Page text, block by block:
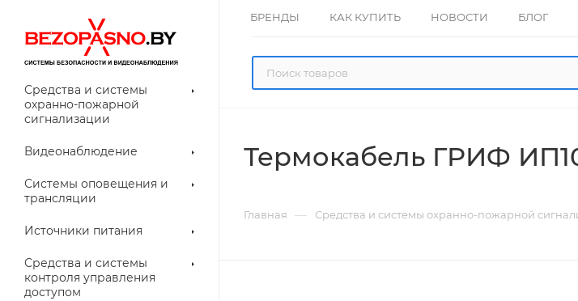
БРЕНДЫ КАК КУПИТЬ НОВОСТИ БЛОГ
Средства и системы
охранно-пожарной
сигнализации
Видеонаблюдение
для
Системы оповещения и
трансляции
указатели (табло)
Источники питания
Средства и системы
контроля управления
доступом
Термокабель ГРИФ
Главная — Средства и системы охранно-пожарной